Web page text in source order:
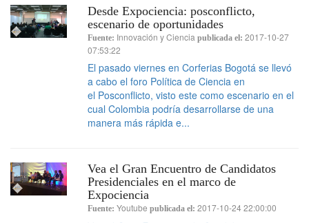
Desde Expociencia: posconflicto,
escenario de oportunidades
Fuente: Innovación y Ciencia publicada el: 2017-10-27
07:53:22
El pasado viernes en Corferias Bogotá se llevó
a cabo el foro Política de Ciencia en
el Posconflicto, visto este como escenario en el
cual Colombia podría desarrollarse de una
manera más rápida e...
Vea el Gran Encuentro de Candidatos
Presidenciales en el marco de
Expociencia
Fuente: Youtube publicada el: 2017-10-24 22:00:00